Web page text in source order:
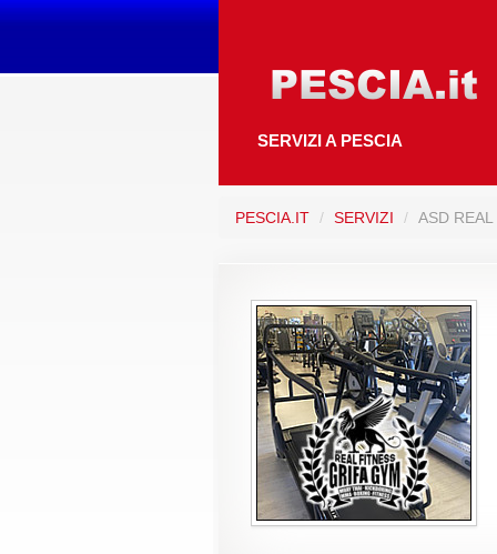
SERVIZI A PESCIA
PESCIA.IT / SERVIZI / ASD